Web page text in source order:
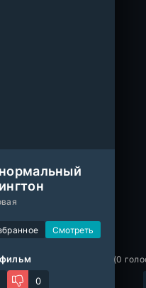
0
(0